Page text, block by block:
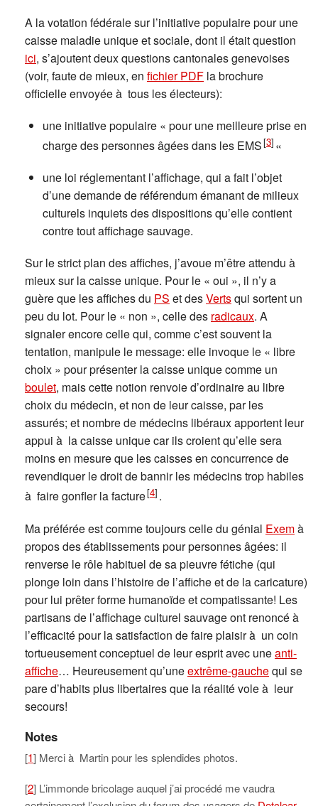
A la votation fédérale sur l’initiative populaire pour une
caisse maladie unique et sociale, dont il était question
ici, s’ajoutent deux questions cantonales genevoises
(voir, faute de mieux, en fichier PDF la brochure
officielle envoyée à tous les électeurs):
une initiative populaire « pour une meilleure prise en
charge des personnes âgées dans les EMS[3] «
une loi réglementant l’affichage, qui a fait l’objet
d’une demande de référendum émanant de milieux
culturels inquiets des dispositions qu’elle contient
contre tout affichage sauvage.
Sur le strict plan des affiches, j’avoue m’être attendu à
mieux sur la caisse unique. Pour le « oui », il n’y a
guère que les affiches du PS et desVertsqui sortent un
peu du lot. Pour le « non », celle des radicaux. A
signaler encore celle qui, comme c’est souvent la
tentation, manipule le message: elle invoque le « libre
choix » pour présenter la caisse unique comme un
boulet, mais cette notion renvoie d’ordinaire au libre
choix du médecin, et non de leur caisse, par les
assurés; et nombre de médecins libéraux apportent leur
appui à la caisse unique car ils croient qu’elle sera
moins en mesure que les caisses en concurrence de
revendiquer le droit de bannir les médecins trop habiles
à faire gonfler la facture[4] .
Ma préférée est comme toujours celle du génial Exemà
propos des établissements pour personnes âgées: il
renverse le rôle habituel de sa pieuvre fétiche (qui
plonge loin dans l’histoire de l’affiche et de la caricature)
pour lui prêter forme humanoïde et compatissante! Les
partisans de l’affichage culturel sauvage ont renoncé à
l’efficacité pour la satisfaction de faire plaisir à un coin
tortueusement conceptuel de leur esprit avec uneanti-
affiche… Heureusement qu’uneextrême-gauchequi se
pare d’habits plus libertaires que la réalité vole à leur
secours!
Notes
[1] Merci à Martin pour les splendides photos.
[2] L’immonde bricolage auquel j’ai procédé me vaudra